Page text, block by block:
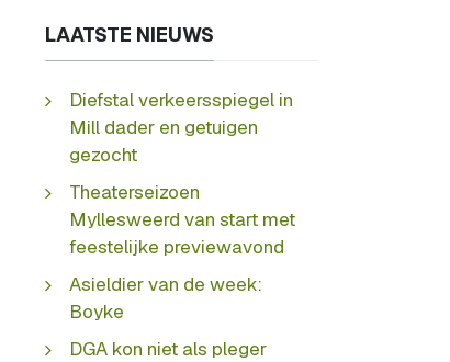
LAATSTE NIEUWS
Diefstal verkeersspiegel in
Mill dader en getuigen
gezocht
Theaterseizoen
Myllesweerd van start met
feestelijke previewavond
Asieldier van de week:
Boyke
DGA kon niet als pleger